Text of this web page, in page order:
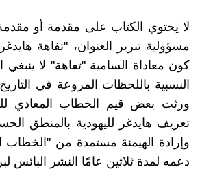
لا يحتوي الكتاب على مقدمة أو
مسؤولية تبرير العنوان، "تفاهة
كون معاداة السامية "تفاهة" لا ينبغي
النسبية باللحظات المروعة في
ورثت بعض قيم الخطاب المعادي
تعريف هايدغر لليهودية بالمنطق
وإرادة الهيمنة مستمدة من "الخطاب
دعمه لمدة ثلاثين عامًا النشر البائس